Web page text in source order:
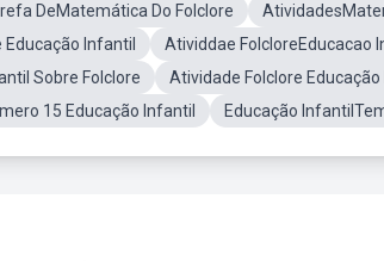
DeMatemática Do Folclore
Infantil
Atividdae FolcloreEducacao
Sobre Folclore
Atividade Folclore
15 Educação Infantil Educação